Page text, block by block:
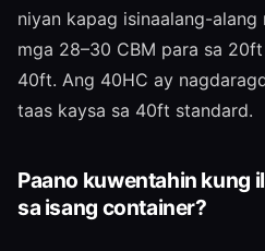
niyan kapag isinaalang-
mga 28–30 CBM para sa
40ft. Ang 40HC ay
taas kaysa sa 40ft standard.
Paano kuwentahin kung
sa isang container?